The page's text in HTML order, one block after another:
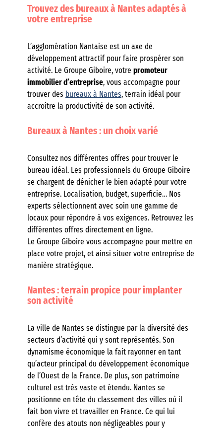
Trouvez des bureaux à Nantes adaptés à
votre entreprise
L’agglomération Nantaise est un axe de
développement attractif pour faire prospérer son
activité. Le Groupe Giboire, votre promoteur
immobilier d’entreprise, vous accompagne pour
trouver des bureaux à Nantes, terrain idéal pour
accroître la productivité de son activité.
Bureaux à Nantes : un choix varié
Consultez nos différentes offres pour trouver le
bureau idéal. Les professionnels du Groupe Giboire
se chargent de dénicher le bien adapté pour votre
entreprise. Localisation, budget, superficie… Nos
experts sélectionnent avec soin une gamme de
locaux pour répondre à vos exigences. Retrouvez les
différentes offres directement en ligne.
Le Groupe Giboire vous accompagne pour mettre en
place votre projet, et ainsi situer votre entreprise de
manière stratégique.
Nantes : terrain propice pour implanter
son activité
La ville de Nantes se distingue par la diversité des
secteurs d’activité qui y sont représentés. Son
dynamisme économique la fait rayonner en tant
qu’acteur principal du développement économique
de l’Ouest de la France. De plus, son patrimoine
culturel est très vaste et étendu. Nantes se
positionne en tête du classement des villes où il
fait bon vivre et travailler en France. Ce qui lui
confère des atouts non négligeables pour y